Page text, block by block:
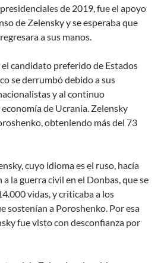
de 2019, fue el apoyo
de Zelensky y se esperaba que
a sus manos.
candidato preferido de Estados
se derrumbó debido a sus
y al continuo
de Ucrania. Zelensky
obteniendo más del 73
cuyo idioma es el ruso, hacía
la guerra civil en el Donbas, que se
vidas, y criticaba a los
sostenían a Poroshenko. Por esa
fue visto con desconfianza por